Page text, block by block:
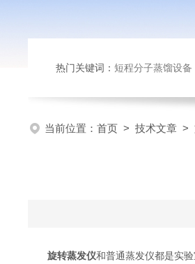
热门关键词： 短程分子蒸馏设
当前位置： 首页 > 技术文章 >
旋转蒸发仪和普通蒸发仪都是实